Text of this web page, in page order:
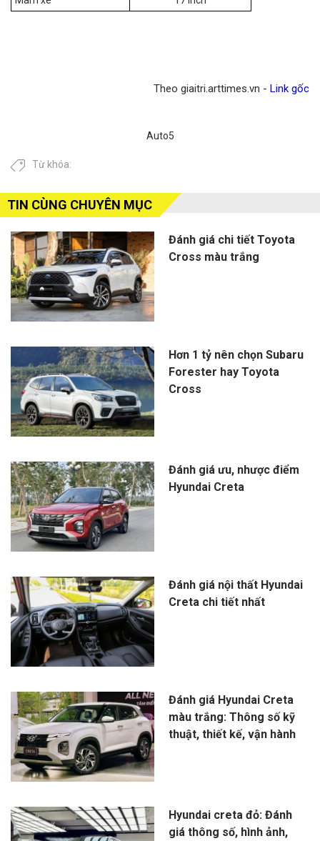
Theo giaitri.arttimes.vn - Link gốc
Auto5
Từ khóa:
TIN CÙNG CHUYÊN MỤC
Đánh giá chi tiết Toyota
Cross màu trắng
Hơn 1 tỷ nên chọn Subaru
Forester hay Toyota
Cross
Đánh giá ưu, nhược điểm
Hyundai Creta
Đánh giá nội thất Hyundai
Creta chi tiết nhất
Đánh giá Hyundai Creta
màu trắng: Thông số kỹ
thuật, thiết kế, vận hành
Hyundai creta đỏ: Đánh
giá thông số, hình ảnh,